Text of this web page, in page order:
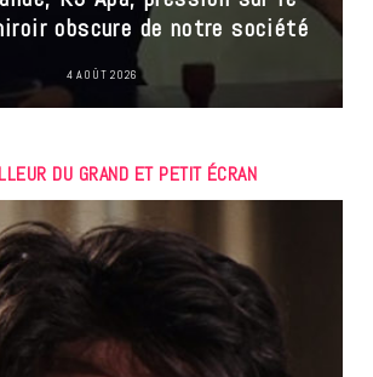
obscure de notre société
4 AOÛT 2026
DU GRAND ET PETIT ÉCRAN